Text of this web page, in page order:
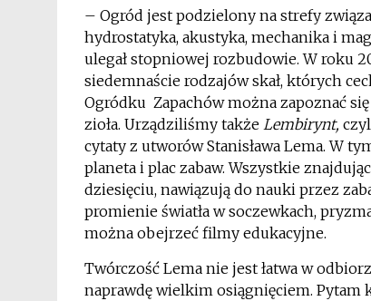
– Ogród jest podzielony na strefy
hydrostatyka, akustyka, mechanika i
ulegał stopniowej rozbudowie. W roku
siedemnaście rodzajów skał, których
Ogródku Zapachów można zapoznać
zioła. Urządziliśmy także Lembirynt,
cytaty z utworów Stanisława Lema. W
planeta i plac zabaw. Wszystkie
dziesięciu, nawiązują do nauki przez
promienie światła w soczewkach,
można obejrzeć filmy edukacyjne.
Twórczość Lema nie jest łatwa w
naprawdę wielkim osiągnięciem. Pytam